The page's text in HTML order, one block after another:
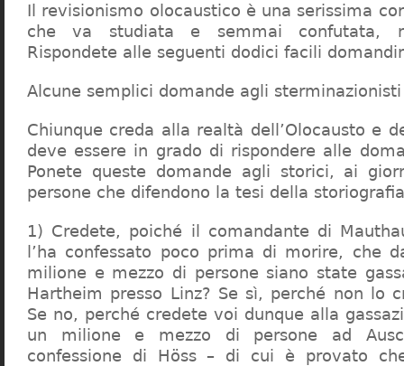
Il revisionismo olocaustico è una serissima
che va studiata e semmai confutata,
Rispondete alle seguenti dodici facili
Alcune semplici domande agli sterminazionisti
Chiunque creda alla realtà dell’Olocausto e
deve essere in grado di rispondere alle
Ponete queste domande agli storici, ai
persone che difendono la tesi della
1) Credete, poiché il comandante di
l’ha confessato poco prima di morire, che
milione e mezzo di persone siano state
Hartheim presso Linz? Se sì, perché non lo
Se no, perché credete voi dunque alla
un milione e mezzo di persone ad
confessione di Höss – di cui è provato